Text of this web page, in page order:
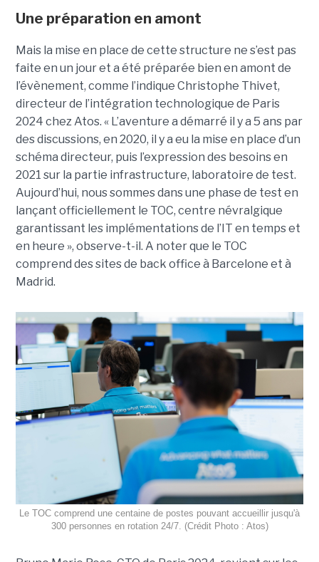
Une préparation en amont
Mais la mise en place de cette structure ne s’est pas
faite en un jour et a été préparée bien en amont de
l’évènement, comme l’indique Christophe Thivet,
directeur de l’intégration technologique de Paris
2024 chez Atos. « L’aventure a démarré il y a 5 ans par
des discussions, en 2020, il y a eu la mise en place d’un
schéma directeur, puis l’expression des besoins en
2021 sur la partie infrastructure, laboratoire de test.
Aujourd’hui, nous sommes dans une phase de test en
lançant officiellement le TOC, centre névralgique
garantissant les implémentations de l’IT en temps et
en heure », observe-t-il. A noter que le TOC
comprend des sites de back office à Barcelone et à
Madrid.
Le TOC comprend une centaine de postes pouvant accueillir jusqu'à
300 personnes en rotation 24/7. (Crédit Photo : Atos)